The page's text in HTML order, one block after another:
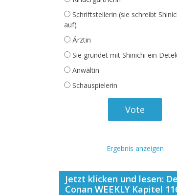
Schriftstellerin (sie schreibt
auf)
Ärztin
Sie gründet mit Shinichi ein
Anwältin
Schauspielerin
Ergebnis anzeigen
Jetzt klicken und lesen:
Conan WEEKLY Kapitel